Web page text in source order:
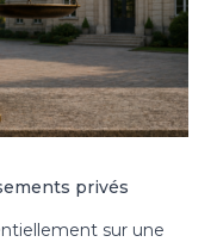
privés
sur une